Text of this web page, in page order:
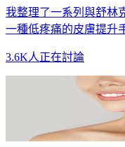
我整理了一系列與舒林
一種低疼痛的皮膚提升
3.6K人正在討論